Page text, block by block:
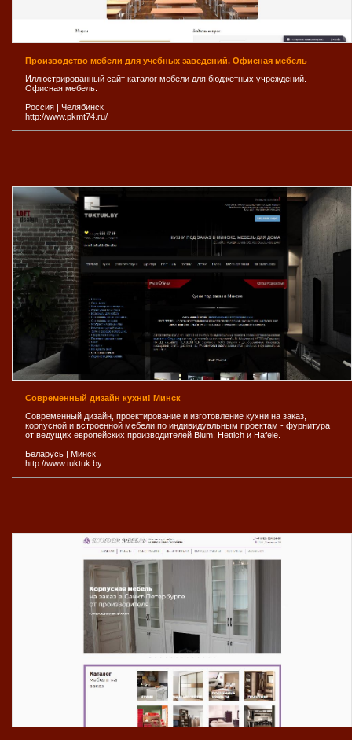
Производство мебели для учебных заведений. Офисная мебель
Иллюстрированный сайт каталог мебели для бюджетных учреждений.
Офисная мебель.
Россия
Челябинск
http://www.pkmt74.ru/
Современный дизайн кухни! Минск
Современный дизайн, проектирование и изготовление кухни на заказ,
корпусной и встроенной мебели по индивидуальным проектам - фурнитура
от ведущих европейских производителей Blum, Hettich и Hafele.
Беларусь | Минск
http://www.tuktuk.by